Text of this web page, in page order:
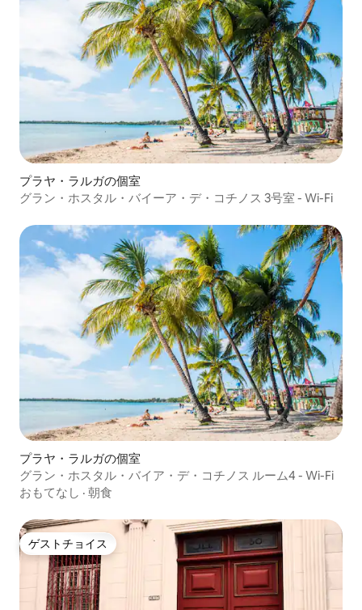
プラヤ・ラルガの個室
グラン・ホスタル・バイーア・デ・コチノス 3号室 - Wi-Fi
プラヤ・ラルガの個室
グラン・ホスタル・バイア・デ・コチノス ルーム4 - Wi-Fi
おもてなし · 朝食
ゲストチョイス
ゲストチョイス